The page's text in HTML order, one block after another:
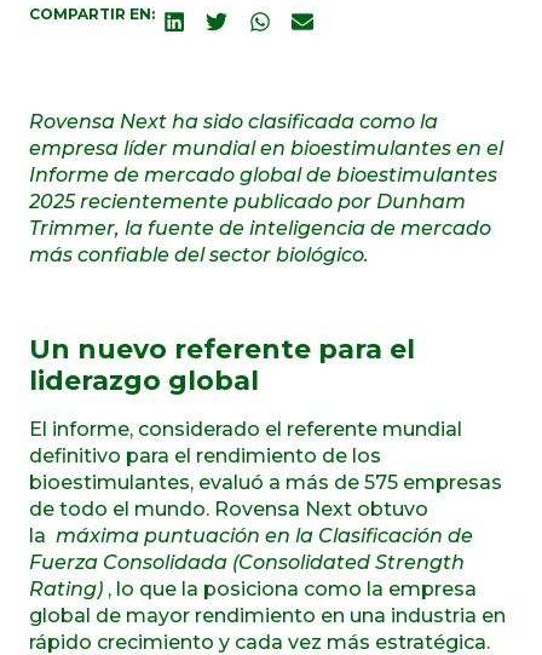
COMPARTIR EN:
Rovensa Next ha sido clasificada como la
empresa líder mundial en bioestimulantes en el
Informe de mercado global de bioestimulantes
2025 recientemente publicado por Dunham
Trimmer, la fuente de inteligencia de mercado
más confiable del sector biológico.
Un nuevo referente para el
liderazgo global
El informe, considerado el referente mundial
definitivo para el rendimiento de los
bioestimulantes, evaluó a más de 575 empresas
de todo el mundo. Rovensa Next obtuvo
la máxima puntuación en la Clasificación de
Fuerza Consolidada (Consolidated Strength
Rating) , lo que la posiciona como la empresa
global de mayor rendimiento en una industria en
rápido crecimiento y cada vez más estratégica.